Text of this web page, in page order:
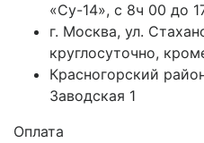
«Су-14», с 8ч 00 до
г. Москва, ул.
круглосуточно,
Красногорский
Заводская 1
Оплата